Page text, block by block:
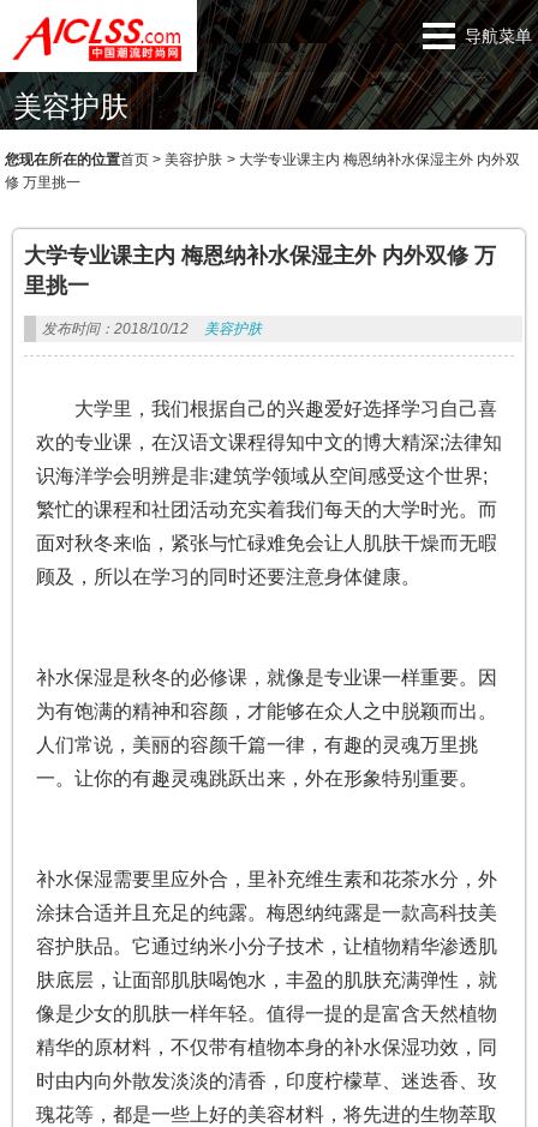
导航菜单
美容护肤
您现在所在的位置首页 >美容护肤 > 大学专业课主内 梅恩纳补水保湿主外 内外双
修 万里挑一
大学专业课主内 梅恩纳补水保湿主外 内外双修 万
里挑一
发布时间：2018/10/12 美容护肤
大学里，我们根据自己的兴趣爱好选择学习自己喜
欢的专业课，在汉语文课程得知中文的博大精深;法律知
识海洋学会明辨是非;建筑学领域从空间感受这个世界;
繁忙的课程和社团活动充实着我们每天的大学时光。而
面对秋冬来临，紧张与忙碌难免会让人肌肤干燥而无暇
顾及，所以在学习的同时还要注意身体健康。
补水保湿是秋冬的必修课，就像是专业课一样重要。因
为有饱满的精神和容颜，才能够在众人之中脱颖而出。
人们常说，美丽的容颜千篇一律，有趣的灵魂万里挑
一。让你的有趣灵魂跳跃出来，外在形象特别重要。
补水保湿需要里应外合，里补充维生素和花茶水分，外
涂抹合适并且充足的纯露。梅恩纳纯露是一款高科技美
容护肤品。它通过纳米小分子技术，让植物精华渗透肌
肤底层，让面部肌肤喝饱水，丰盈的肌肤充满弹性，就
像是少女的肌肤一样年轻。值得一提的是富含天然植物
精华的原材料，不仅带有植物本身的补水保湿功效，同
时由内向外散发淡淡的清香，印度柠檬草、迷迭香、玫
瑰花等，都是一些上好的美容材料，将先进的生物萃取